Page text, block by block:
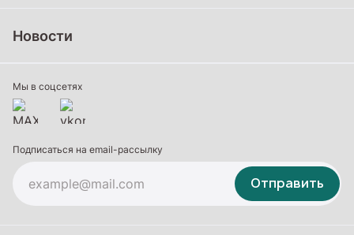
Дополнительное образование
Новости
Мы в соцсетях
Подписаться на email-рассылку
Отправить